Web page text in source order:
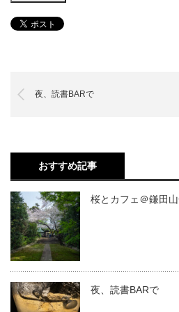
夜、読書BARで
おすすめ記事
桜とカフェ＠鎌田
夜、読書BARで